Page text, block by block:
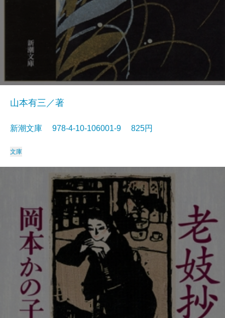
山本有三／著
新潮文庫 978-4-10-106001-9 825円
文庫